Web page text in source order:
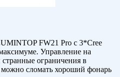
FW21 Pro с 3*Cree
Управление на
ограничения в
сломать хороший фонарь